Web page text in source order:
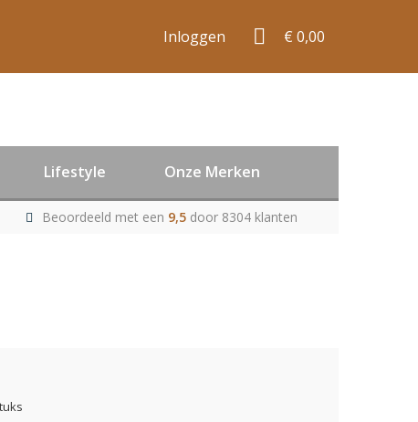
Inloggen € 0,00
Lifestyle Onze Merken
Beoordeeld met een 9,5 door 8304 klanten